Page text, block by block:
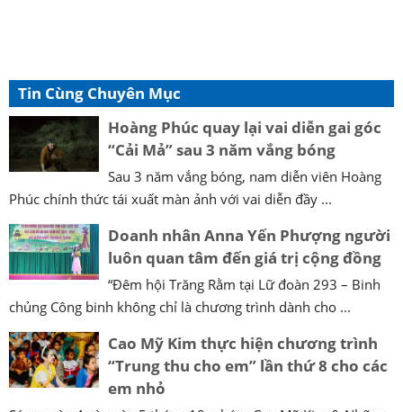
Tin Cùng Chuyên Mục
Hoàng Phúc quay lại vai diễn gai góc
“Cải Mả” sau 3 năm vắng bóng
Sau 3 năm vắng bóng, nam diễn viên Hoàng
Phúc chính thức tái xuất màn ảnh với vai diễn đầy ...
Doanh nhân Anna Yến Phượng người
luôn quan tâm đến giá trị cộng đồng
“Đêm hội Trăng Rằm tại Lữ đoàn 293 – Binh
chủng Công binh không chỉ là chương trình dành cho ...
Cao Mỹ Kim thực hiện chương trình
“Trung thu cho em” lần thứ 8 cho các
em nhỏ